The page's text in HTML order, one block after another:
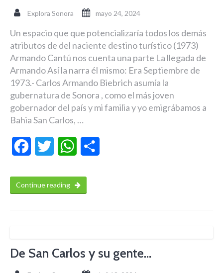
Explora Sonora mayo 24, 2024
Un espacio que que potencializaría todos los demás
atributos de del naciente destino turístico (1973)
Armando Cantú nos cuenta una parte La llegada de
Armando Así la narra él mismo: Era Septiembre de
1973.- Carlos Armando Biebrich asumía la
gubernatura de Sonora , como el más joven
gobernador del país y mi familia y yo emigrábamos a
Bahia San Carlos, …
FacebookTwitter WhatsApp
Continue reading
De San Carlos y su gente…